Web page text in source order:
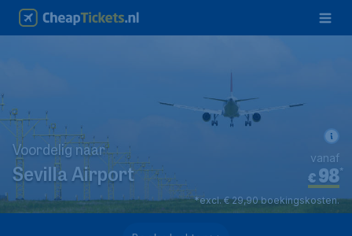
Voordelig naar
Sevilla Airport €98*
vanaf
*excl. € 29,90 boekingskosten.